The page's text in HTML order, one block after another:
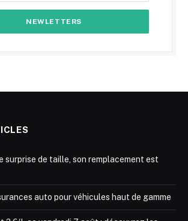
surprise de taille, son remplacement est
auto pour véhicules haut de gamme